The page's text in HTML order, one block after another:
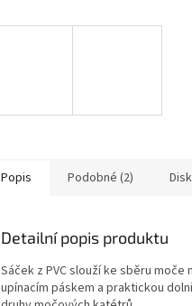
Popis Podobné (2)
Detailní popis produktu
Sáček z PVC slouží ke sběru
upínacím páskem a praktickou